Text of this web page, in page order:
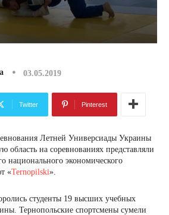
03.05.2019
Twitter Pinterest
Летней Универсиады Украины
область на соревнованиях представляли
национального экономического
«Ternopilski».
студенты 19 высших учебных
Тернопольские спортсмены сумели